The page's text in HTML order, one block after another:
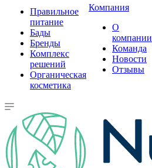
Правильное
питание
Бады
Бренды
Комплекс
решений
Органическая
косметика
Компания
О
компании
Команда
Новости
Отзывы